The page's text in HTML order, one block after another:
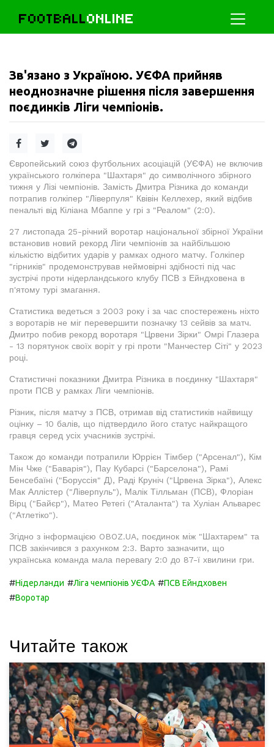
FOOTBALLONLINE
Зв'язано з Україною. УЄФА прийняв
неоднозначне рішення після завершення
поєдинків Ліги чемпіонів.
Європейський союз футбольних асоціацій (УЄФА) не включив
українського голкіпера "Шахтаря" до символічного збірного
тижня у Лізі чемпіонів. Замість Дмитра Різника до команди
потрапив голкіпер "Ліверпуля" Квівін Келлехер, який відбив
пенальті від Кіліана Мбаппе у грі з "Реалом" (2:0).
27 листопада 25-річний воротар національної збірної України
встановив новий рекорд Ліги чемпіонів за найбільшою
кількістю відбитих ударів у рамках одного матчу. Голкіпер
"гірників" продемонстрував неймовірні здібності під час
зустрічі проти нідерландського клубу ПСВ з Ейндховена в
п'ятому турі змагання.
Статистика ведеться з 2003 року і за час спостережень ніхто
з воротарів не міг перевершити позначку 13 сейвів за матч.
Дмитро побив рекорд воротаря "Црвени Зірки" Омрі Глазера
- 13 порятунок своїх воріт у грі проти "Манчестер Сіті" у 2023
році.
Статистичні показники Дмитра Різника в поєдинку "Шахтаря"
проти ПСВ у рамках Ліги чемпіонів.
Різник, після матчу з ПСВ, отримав від статистиків найвищу
оцінку – 10 балів, що підтвердило його статус найкращого
гравця серед усіх учасників зустрічі.
Також до команди потрапили Юррієн Тімбер ("Арсенал"), Кім
Мін Чже ("Баварія"), Пау Кубарсі ("Барселона"), Рамі
Бенсебаїні ("Боруссія" Д), Раді Круніч ("Црвена Зірка"), Алекс
Мак Аллістер ("Ліверпуль"), Малік Тілльман (ПСВ), Флоріан
Вірц ("Байєр"), Матео Ретегі ("Аталанта") та Хуліан Альварес
("Атлетіко").
Згідно з інформацією OBOZ.UA, поєдинок між "Шахтарем" та
ПСВ закінчився з рахунком 2:3. Варто зазначити, що
українська команда мала перевагу 2:0 до 87-ї хвилини гри.
#Нідерланди #Ліга чемпіонів УЄФА #ПСВ Ейндховен
#Воротар
Читайте також